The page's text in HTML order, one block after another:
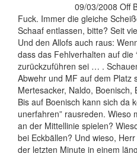
09/03/2008 Off
Fuck. Immer die gleiche
Schaaf entlassen, bitte? Seit
Und den Allofs auch raus:
dass das Fehlverhalten auf die
zurückzuführen sei … .
Abwehr und MF auf dem Platz
Mertesacker, Naldo, Boenisch,
Bis auf Boenisch kann sich da
unerfahren” rausreden. Wieso
an der Mittellinie spielen?
bei Eckbällen? Und wieso,
der letzten Minute in einem